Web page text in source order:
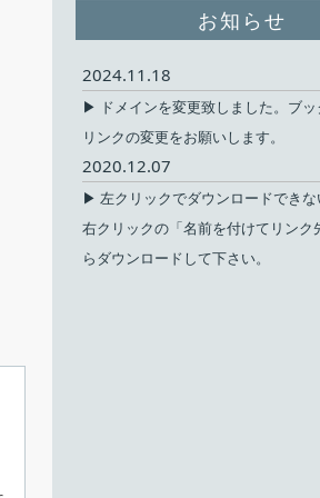
お知らせ
2024.11.18
▶ ドメインを変更致しました。ブッ
リンクの変更をお願いします。
2020.12.07
▶ 左クリックでダウンロードできな
右クリックの「名前を付けてリンク
らダウンロードして下さい。